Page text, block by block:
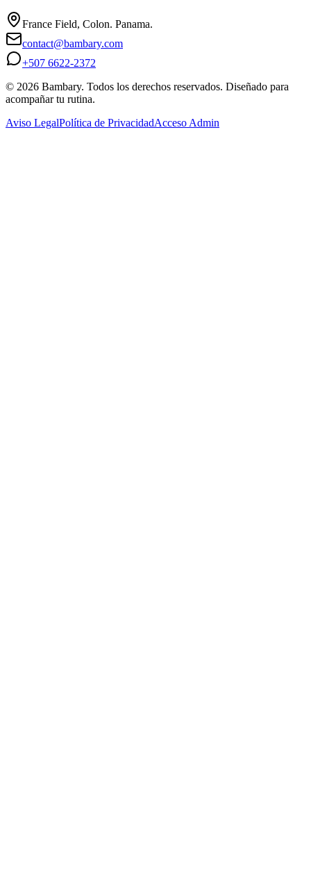
France Field, Colon. Panama.
contact@bambary.com
+507 6622-2372
© 2026 Bambary. Todos los derechos reservados. Diseñado para
acompañar tu rutina.
Aviso LegalPolítica de PrivacidadAcceso Admin